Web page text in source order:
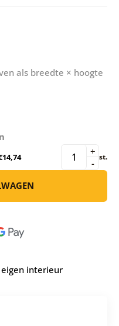
als breedte × hoogte
-
+ st.
interieur